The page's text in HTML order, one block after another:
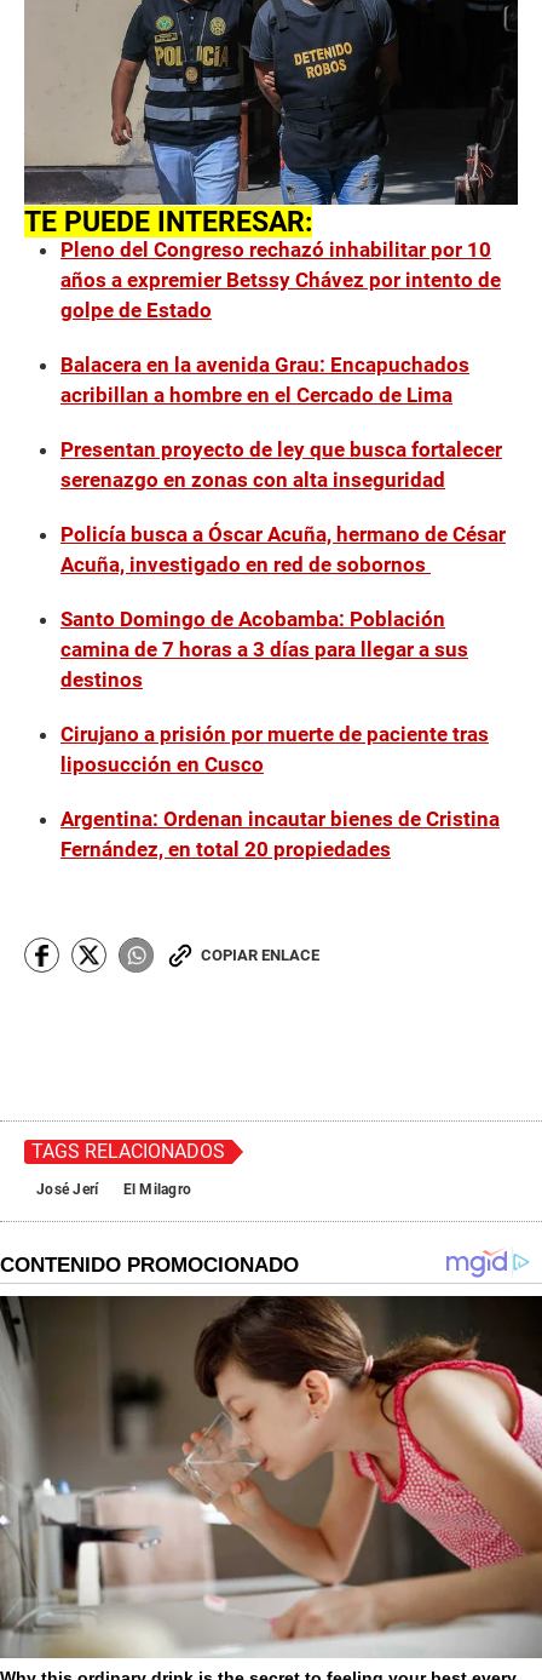
TE PUEDE INTERESAR:
Pleno del Congreso rechazó inhabilitar por 10
años a expremier Betssy Chávez por intento de
golpe de Estado
Balacera en la avenida Grau: Encapuchados
acribillan a hombre en el Cercado de Lima
Presentan proyecto de ley que busca fortalecer
serenazgo en zonas con alta inseguridad
Policía busca a Óscar Acuña, hermano de César
Acuña, investigado en red de sobornos
Santo Domingo de Acobamba: Población
camina de 7 horas a 3 días para llegar a sus
destinos
Cirujano a prisión por muerte de paciente tras
liposucción en Cusco
Argentina: Ordenan incautar bienes de Cristina
Fernández, en total 20 propiedades
COPIAR ENLACE
TAGS RELACIONADOS
José Jerí El Milagro